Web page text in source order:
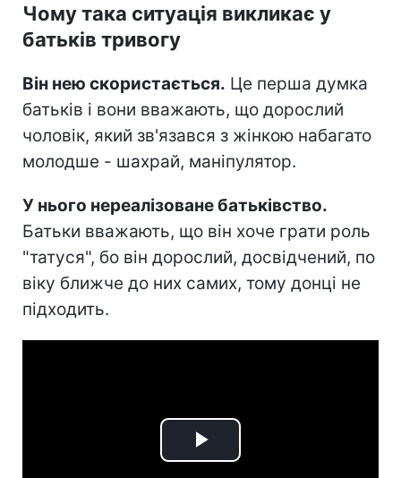
Чому така ситуація викликає у
батьків тривогу
Він нею скористається. Це перша думка
батьків і вони вважають, що дорослий
чоловік, який зв'язався з жінкою набагато
молодше - шахрай, маніпулятор.
У нього нереалізоване батьківство.
Батьки вважають, що він хоче грати роль
"татуся", бо він дорослий, досвідчений, по
віку ближче до них самих, тому донці не
підходить.
Play